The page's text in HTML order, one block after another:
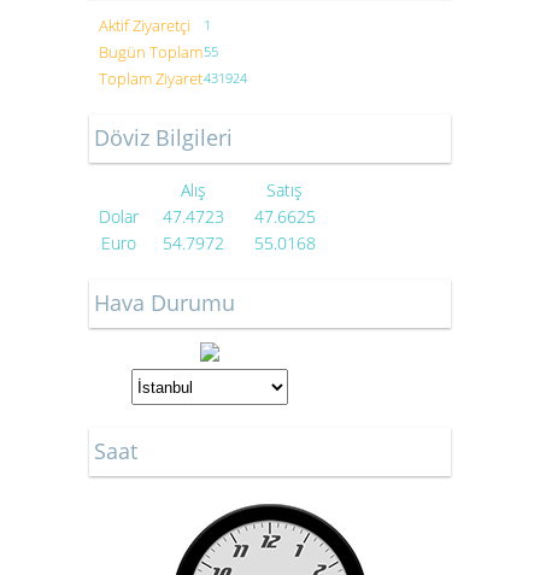
Aktif Ziyaretçi 1
Bugün Toplam55
Toplam Ziyaret431924
Döviz Bilgileri
Alış
Satış
Dolar
47.4723
47.6625
Euro
54.7972 55.0168
Hava Durumu
Saat